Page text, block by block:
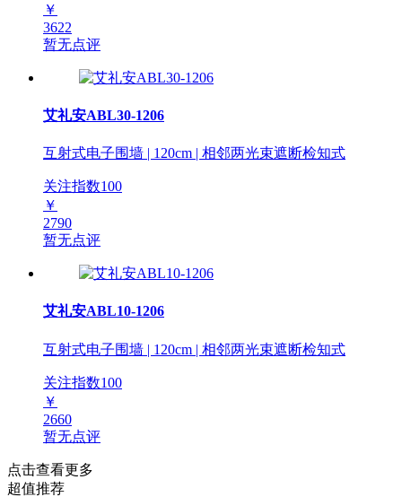
￥
3622
暂无点评
艾礼安ABL30-1206
互射式电子围墙 | 120cm | 相邻两光束遮断检知式
关注指数100
￥
2790
暂无点评
艾礼安ABL10-1206
互射式电子围墙 | 120cm | 相邻两光束遮断检知式
关注指数100
￥
2660
暂无点评
点击查看更多
超值推荐